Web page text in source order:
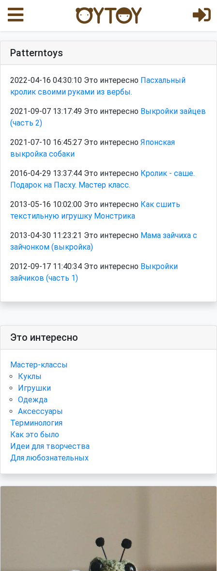
Patterntoys
2022-04-16 04:30:10 Это интересно Пасхальный
кролик своими руками из вербы.
2021-09-07 13:17:49 Это интересно Выкройки зайцев
(часть 2)
2021-07-10 16:45:27 Это интересно Японская
выкройка собаки
2016-04-29 13:37:44 Это интересно Кролик - саше.
Подарок на Пасху. Мастер класс.
2013-05-16 10:02:00 Это интересно Как сшить
текстильную игрушку Монстрика
2013-04-30 11:23:21 Это интересно Мама зайчиха с
зайчонком (выкройка)
2012-09-17 11:40:34 Это интересно Выкройки
зайчиков (часть 1)
Это интересно
Мастер-классы
Куклы
Игрушки
Одежда
Аксессуары
Терминология
Как это было
Идеи для творчества
Для любознательных